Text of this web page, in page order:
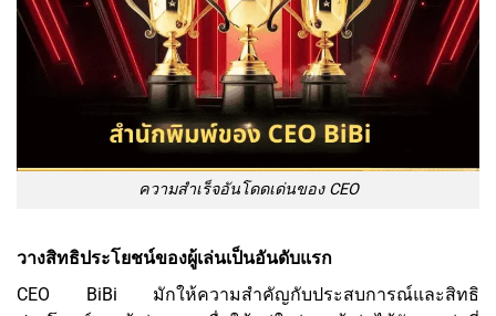
ความสำเร็จอันโดดเด่นของ CEO
วางสิทธิประโยชน์ของผู้เล่นเป็นอันดับแรก
CEO BiBi มักให้ความสำคัญกับประสบการณ์และสิทธิ